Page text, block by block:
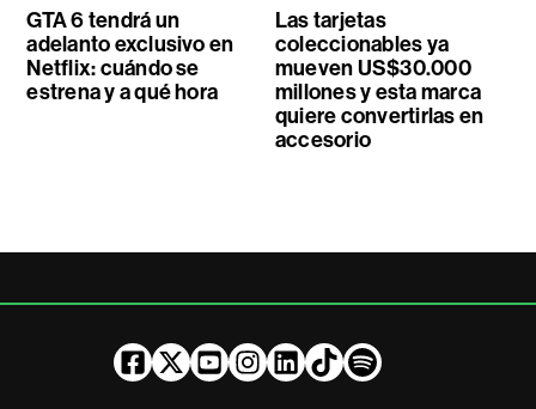
GTA 6 tendrá un
adelanto exclusivo en
Netflix: cuándo se
estrena y a qué hora
Las tarjetas
coleccionables ya
mueven US$30.000
millones y esta marca
quiere convertirlas en
accesorio